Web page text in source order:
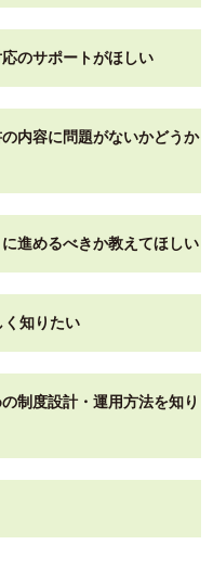
のサポートがほしい
内容に問題がないかどうか
進めるべきか教えてほしい
く知りたい
制度設計・運用方法を知り